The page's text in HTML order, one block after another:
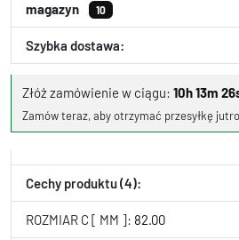
magazyn 10
Szybka dostawa:
Złóż zamówienie w ciągu: 10h 13m
Zamów teraz, aby otrzymać przesyłkę
Cechy produktu (4):
ROZMIAR C [ MM ]: 82.00